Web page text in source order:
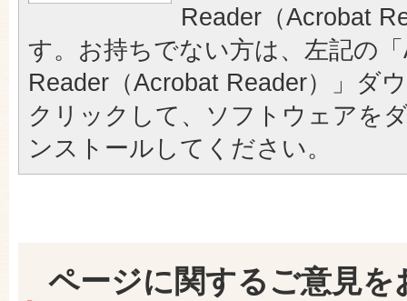
Reader（Acrobat
す。お持ちでない方は、左記の
Reader（Acrobat Reader）」ダ
クリックして、ソフトウェアを
ンストールしてください。
ページに関するご意見を